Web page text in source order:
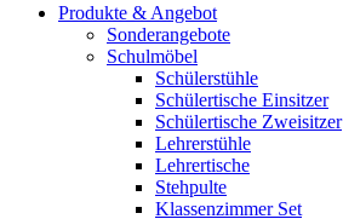
Produkte & Angebot
Sonderangebote
Schulmöbel
Schülerstühle
Schülertische Einsitzer
Schülertische Zweisitzer
Lehrerstühle
Lehrertische
Stehpulte
Klassenzimmer Set